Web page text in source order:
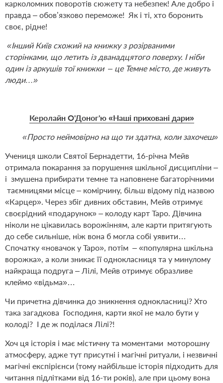
карколомних поворотів сюжету та небезпек! Але добро і
правда – обов’язково переможе! Як і ті, хто боронить
своє, рідне!
«Інший Київ схожий на книжку з розірваними
сторінками, що летить із дванадцятого поверху. І ніби
один із аркушів тої книжки – це Темне місто, де живуть
люди…»
Керолайн О'Доног'ю «Наші приховані дари»
«Просто неймовірно на що ти здатна, коли захочеш»
Учениця школи Святої Бернадетти, 16-річна Мейв
отримала покарання за порушення шкільної дисципліни –
і змушена прибирати темне та наповнене багаторічними
таємницями місце – комірчину, більш відому під назвою
«Карцер». Через збіг дивних обставин, Мейв отримує
своєрідний «подарунок» – колоду карт Таро. Дівчина
ніколи не цікавилась ворожінням, але карти притягують
до себе сильніше, ніж вона б могла собі уявити…
Спочатку «новачок у Таро», потім – «популярна шкільна
ворожка», а коли зникає її однокласниця та у минулому
найкраща подруга – Лілі, Мейв отримує образливе
клеймо «відьма»…
Чи причетна дівчинка до зникнення однокласниці? Хто
така загадкова Господиня, карти якої не мало бути у
колоді? І де ж поділася Лілі?!
Хоч ця історія і має містичну та моментами моторошну
атмосферу, адже тут присутні і магічні ритуали, і незвичні
магічні експірієнси (тому найбільше історія підходить для
читання підлітками від 16-ти років), але при цьому вона